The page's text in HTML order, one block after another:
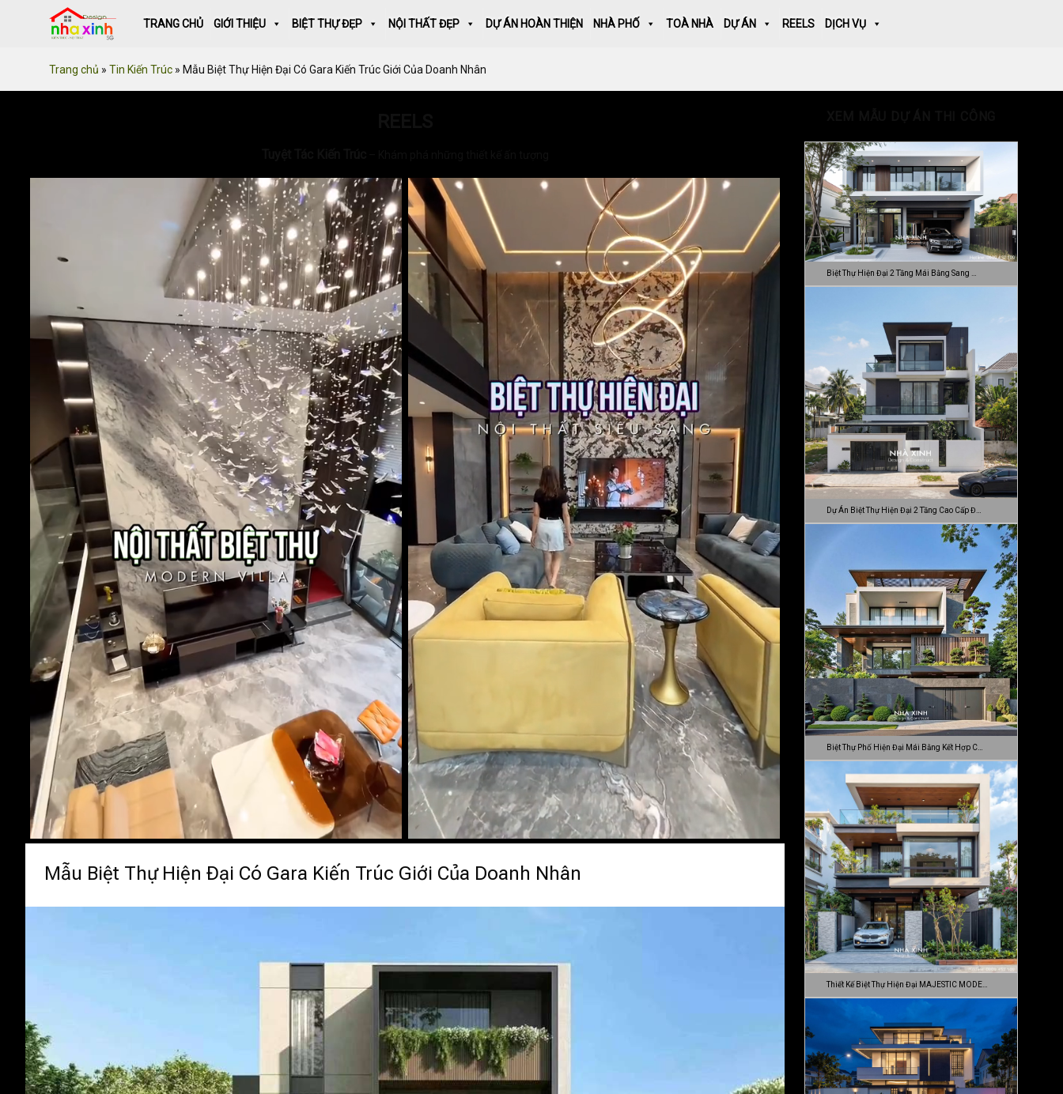
TRANG CHỦ GIỚI THIỆU BIỆT THỰ ĐẸP NỘI THẤT ĐẸP DỰ ÁN HOÀN THIỆN NHÀ PHỐ TOÀ NHÀ DỰ ÁN REELS DỊCH VỤ
Trang chủ » Tin Kiến Trúc » Mẫu Biệt Thự Hiện Đại Có Gara Kiến Trúc Giới Của Doanh Nhân
Mẫu Biệt Thự Hiện Đại Có Gara Kiến Trúc Giới Của Doanh Nhân
Biệt Thự Hiện Đại 2 Tầng Mái Bằng Sang …
Dự Án Biệt Thự Hiện Đại 2 Tầng Cao Cấp Đ…
Biệt Thự Phố Hiện Đại Mái Bằng Kết Hợp C…
Thiết Kế Biệt Thự Hiện Đại MAJESTIC MODE…